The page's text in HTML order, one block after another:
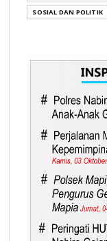
SOSIAL DAN POLITIK